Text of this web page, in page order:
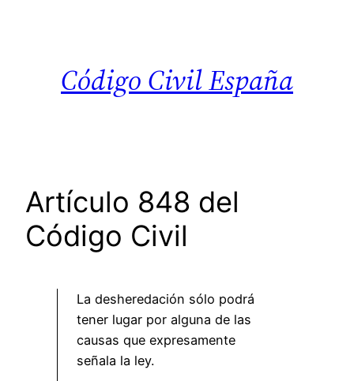
Código Civil España
Artículo 848 del
Código Civil
La desheredación sólo podrá
tener lugar por alguna de las
causas que expresamente
señala la ley.